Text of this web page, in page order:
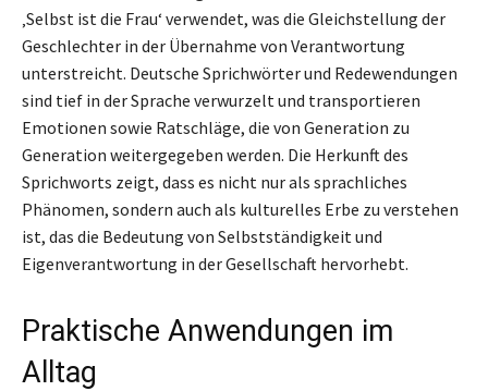
‚Selbst ist die Frau‘ verwendet, was die Gleichstellung der
Geschlechter in der Übernahme von Verantwortung
unterstreicht. Deutsche Sprichwörter und Redewendungen
sind tief in der Sprache verwurzelt und transportieren
Emotionen sowie Ratschläge, die von Generation zu
Generation weitergegeben werden. Die Herkunft des
Sprichworts zeigt, dass es nicht nur als sprachliches
Phänomen, sondern auch als kulturelles Erbe zu verstehen
ist, das die Bedeutung von Selbstständigkeit und
Eigenverantwortung in der Gesellschaft hervorhebt.
Praktische Anwendungen im
Alltag